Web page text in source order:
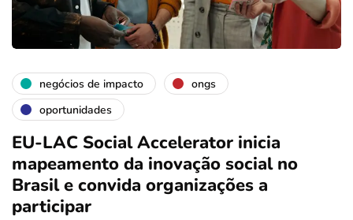
negócios de impacto
ongs
oportunidades
EU-LAC Social Accelerator inicia
mapeamento da inovação social no
Brasil e convida organizações a
participar